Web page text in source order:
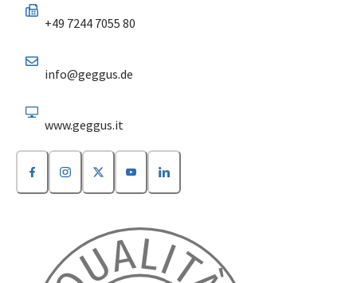
+49 7244 7055 80
info@geggus.de
www.geggus.it